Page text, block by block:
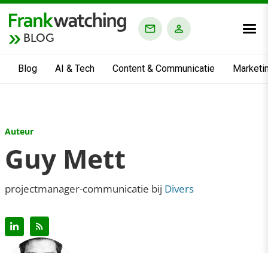
BLOG
Blog AI & Tech Content & Communicatie
Auteur
Guy Mett
projectmanager-communicatie bij Divers